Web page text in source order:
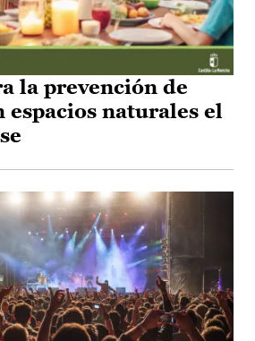
la prevención de
espacios naturales el